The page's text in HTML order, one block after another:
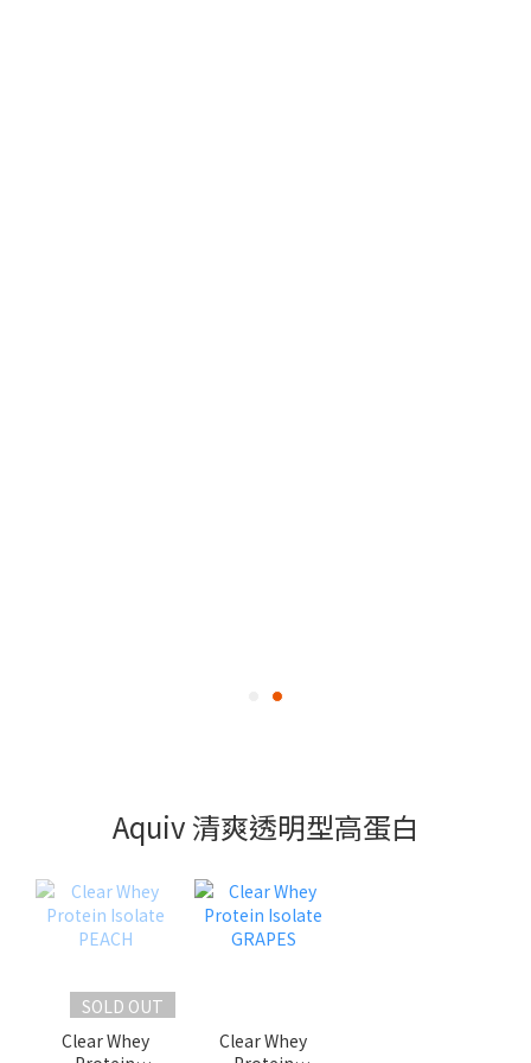
Aquiv 清爽透明型高蛋白
SOLD OUT
Clear Whey
Clear Whey